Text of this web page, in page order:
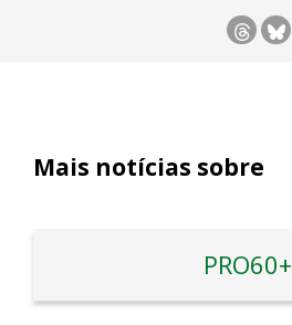
Mais notícias sobre
PRO60+